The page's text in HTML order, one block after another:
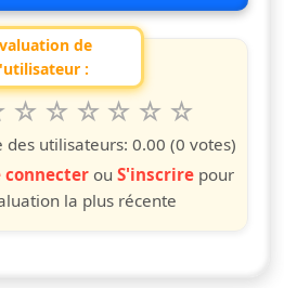
de
:
da 1 a 10 étoiles
10
étoiles
9
étoiles
8
étoiles
7
étoiles
6
des utilisateurs: 0.00 (0 votes)
connecterou S'inscrirepour
la plus récente